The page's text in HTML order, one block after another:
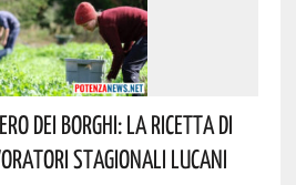
Dei Borghi: La Ricetta Di
Stagionali Lucani